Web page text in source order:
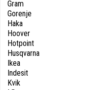
Gram
Gorenje
Haka
Hoover
Hotpoint
Husqvarna
Ikea
Indesit
Kvik